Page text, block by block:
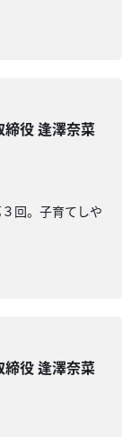
役 逢澤奈菜
回。子育てしや
役 逢澤奈菜